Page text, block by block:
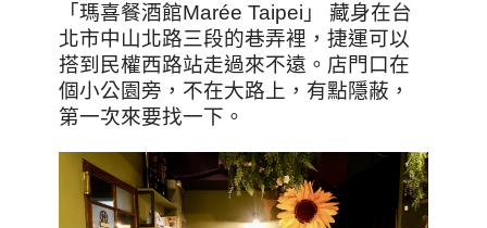
「瑪喜餐酒館Marée Taipei」 藏身在台
北市中山北路三段的巷弄裡，捷運可以
搭到民權西路站走過來不遠。店門口在
個小公園旁，不在大路上，有點隱蔽，
第一次來要找一下。